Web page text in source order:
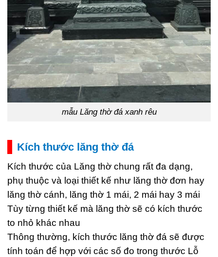
mẫu Lăng thờ đá xanh rêu
Kích thước lăng thờ đá
Kích thước của Lăng thờ chung rất đa dạng,
phụ thuộc và loại thiết kế như lăng thờ đơn hay
lăng thờ cánh, lăng thờ 1 mái, 2 mái hay 3 mái
Tùy từng thiết kế mà lăng thờ sẽ có kích thước
to nhỏ khác nhau
Thông thường, kích thước lăng thờ đá sẽ được
tính toán để hợp với các số đo trong thước Lỗ